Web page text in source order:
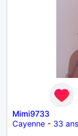
Mimi9733
Cayenne - 33 ans